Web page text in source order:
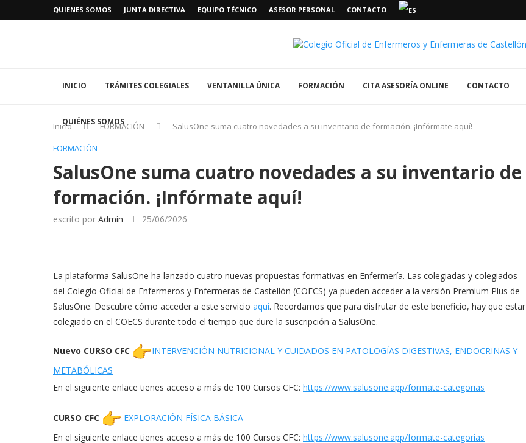
QUIENES SOMOS JUNTA DIRECTIVA EQUIPO TÉCNICO ASESOR PERSONAL CONTACTO
INICIO TRÁMITES COLEGIALES VENTANILLA ÚNICA FORMACIÓN CITA ASESORÍA ONLINE CONTACTO
QUIÉNES SOMOS
Inicio FORMACIÓN
SalusOne suma cuatro novedades a su inventario de formación. ¡Infórmate aquí!
FORMACIÓN
SalusOne suma cuatro novedades a su inventario de
formación. ¡Infórmate aquí!
escrito por Admin 25/06/2026
La plataforma SalusOne ha lanzado cuatro nuevas propuestas formativas en Enfermería. Las colegiadas y colegiados
del Colegio Oficial de Enfermeros y Enfermeras de Castellón (COECS) ya pueden acceder a la versión Premium Plus de
SalusOne. Descubre cómo acceder a este servicio aquí. Recordamos que para disfrutar de este beneficio, hay que estar
colegiado en el COECS durante todo el tiempo que dure la suscripción a SalusOne.
Nuevo CURSO CFC
INTERVENCIÓN NUTRICIONAL Y CUIDADOS EN PATOLOGÍAS DIGESTIVAS, ENDOCRINAS Y
METABÓLICAS
En el siguiente enlace tienes acceso a más de 100 Cursos CFC: https://www.salusone.app/formate-categorias
CURSO CFC
EXPLORACIÓN FÍSICA BÁSICA
En el siguiente enlace tienes acceso a más de 100 Cursos CFC: https://www.salusone.app/formate-categorias